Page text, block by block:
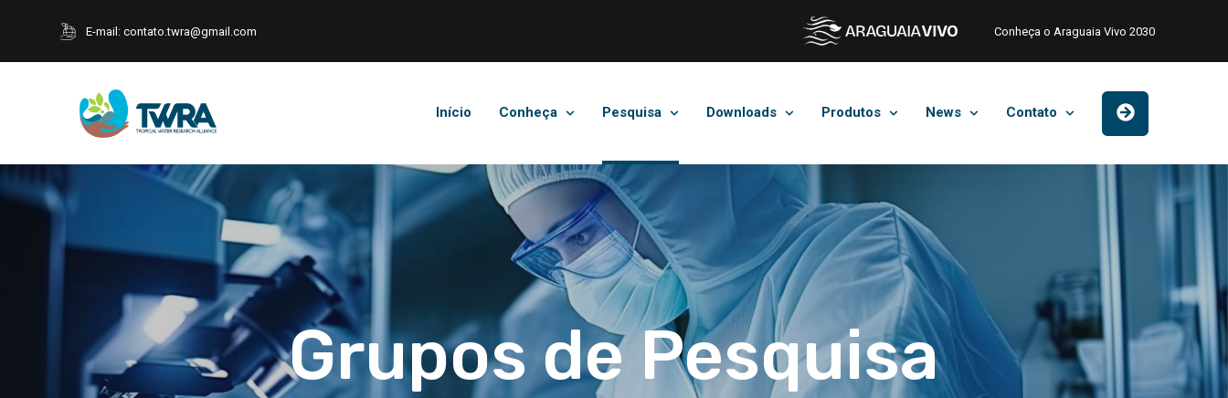
E-mail: contato.twra@gmail.com Conheça o Araguaia Vivo 2030
Início Conheça Pesquisa Downloads Produtos News Contato
Grupos de Pesquisa